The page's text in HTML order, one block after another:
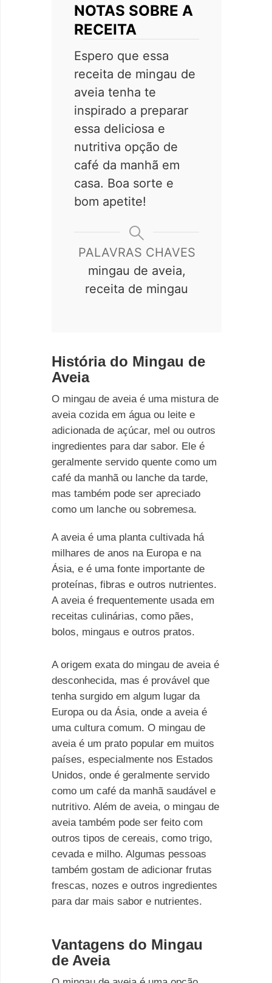
NOTAS SOBRE A
RECEITA
Espero que essa
receita de mingau de
aveia tenha te
inspirado a preparar
essa deliciosa e
nutritiva opção de
café da manhã em
casa. Boa sorte e
bom apetite!
PALAVRAS CHAVES
mingau de aveia,
receita de mingau
História do Mingau de
Aveia
O mingau de aveia é uma mistura de
aveia cozida em água ou leite e
adicionada de açúcar, mel ou outros
ingredientes para dar sabor. Ele é
geralmente servido quente como um
café da manhã ou lanche da tarde,
mas também pode ser apreciado
como um lanche ou sobremesa.
A aveia é uma planta cultivada há
milhares de anos na Europa e na
Ásia, e é uma fonte importante de
proteínas, fibras e outros nutrientes.
A aveia é frequentemente usada em
receitas culinárias, como pães,
bolos, mingaus e outros pratos.
A origem exata do mingau de aveia é
desconhecida, mas é provável que
tenha surgido em algum lugar da
Europa ou da Ásia, onde a aveia é
uma cultura comum. O mingau de
aveia é um prato popular em muitos
países, especialmente nos Estados
Unidos, onde é geralmente servido
como um café da manhã saudável e
nutritivo. Além de aveia, o mingau de
aveia também pode ser feito com
outros tipos de cereais, como trigo,
cevada e milho. Algumas pessoas
também gostam de adicionar frutas
frescas, nozes e outros ingredientes
para dar mais sabor e nutrientes.
Vantagens do Mingau
de Aveia